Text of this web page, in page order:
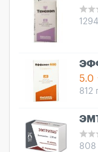
5.0
812
808